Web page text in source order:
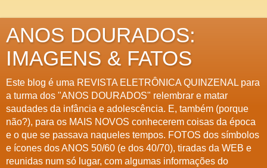
ANOS DOURADOS:
IMAGENS & FATOS
Este blog é uma REVISTA ELETRÔNICA QUINZENAL para
a turma dos "ANOS DOURADOS" relembrar e matar
saudades da infância e adolescência. E, também (porque
não?), para os MAIS NOVOS conhecerem coisas da época
e o que se passava naqueles tempos. FOTOS dos símbolos
e ícones dos ANOS 50/60 (e dos 40/70), tiradas da WEB e
reunidas num só lugar, com algumas informações do